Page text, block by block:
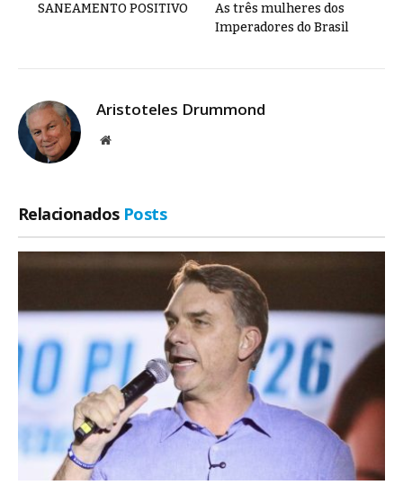
SANEAMENTO POSITIVO
As três mulheres dos
Imperadores do Brasil
Aristoteles Drummond
Site
Relacionados Posts